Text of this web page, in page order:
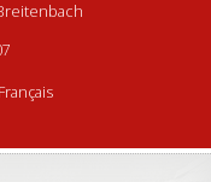
Français